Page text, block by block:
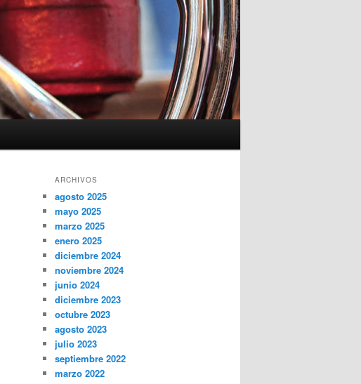
ARCHIVOS
agosto 2025
mayo 2025
marzo 2025
enero 2025
diciembre 2024
noviembre 2024
junio 2024
diciembre 2023
octubre 2023
agosto 2023
julio 2023
septiembre 2022
marzo 2022